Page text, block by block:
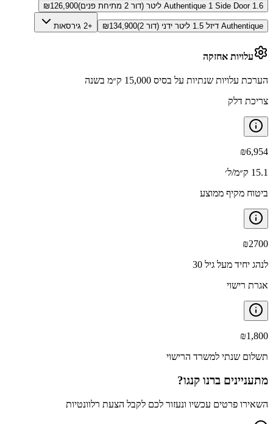
Authentique 1 Side Door 1.6 ליטר (דור 2 מתיחת פנים)
₪126,900
Authentique דיזל 1.5 ליטר ידני (דור 2) ₪134,900 +2 גירסאות
עלויות אחזקה
הערכת עלויות שנתיות על בסיס 15,000 ק״מ בשנה
צריכת דלק
₪6,954
15.1 ק״מ/ל׳
ביטוח מקיף ממוצע
₪2700
לנהג יחיד מעל גיל 30
אגרת רישוי
₪1,800
תשלום שנתי למשרד הרישוי
מתעניינים ברנו קנגו?
השאירו פרטים עכשיו ונעזור לכם לקבל הצעת רלוונטיות